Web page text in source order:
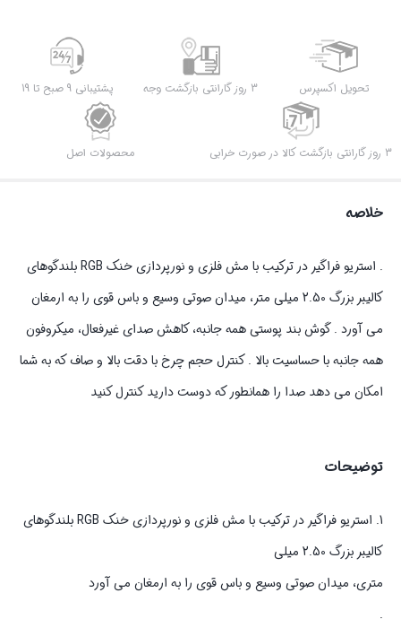
تحویل اکسپرس 3 روز گارانتی بازگشت وجه پشتیبانی 9 صبح تا 19
3 روز گارانتی بازگشت کالا در صورت خرابی محصولات اصل
خلاصه
. استریو فراگیر در ترکیب با مش فلزی و نورپردازی خنک RGB بلندگوهای
کالیبر بزرگ 2.50 میلی متر، میدان صوتی وسیع و باس قوی را به ارمغان
می آورد . گوش بند پوستی همه جانبه، کاهش صدای غیرفعال، میکروفون
همه جانبه با حساسیت بالا . کنترل حجم چرخ با دقت بالا و صاف که به شما
امکان می دهد صدا را همانطور که دوست دارید کنترل کنید
توضیحات
1. استریو فراگیر در ترکیب با مش فلزی و نورپردازی خنک RGB بلندگوهای
کالیبر بزرگ 2.50 میلی
متری، میدان صوتی وسیع و باس قوی را به ارمغان می آورد
.